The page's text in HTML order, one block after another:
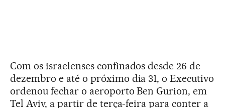
Com os israelenses confinados desde 26 de
dezembro e até o próximo dia 31, o Executivo
ordenou fechar o aeroporto Ben Gurion, em
Tel Aviv, a partir de terça-feira para conter a